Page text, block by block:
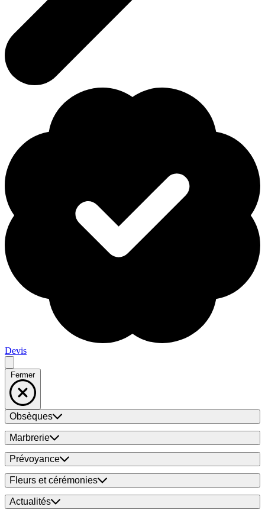
Devis
Fermer
Obsèques
Marbrerie
Prévoyance
Fleurs et cérémonies
Actualités